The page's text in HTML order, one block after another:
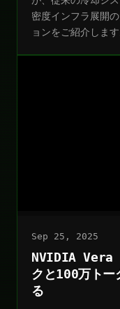
密度インフラ展開
ョンをご紹介します
Sep 25, 2025
NVIDIA Vera
クと100万トー
る